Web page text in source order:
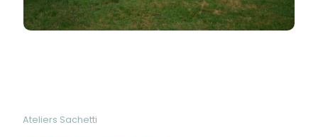
Ateliers Sachetti